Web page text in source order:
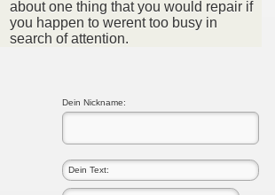
about one thing that you would repair if
you happen to werent too busy in
search of attention.
Dein Nickname: